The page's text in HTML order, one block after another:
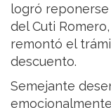
logró
del Cuti
remontó el
descuento.
Semejante